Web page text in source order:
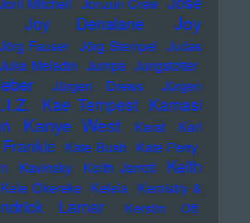
Joy Denalane
Joy
Jörg Fauser Jörg Stempel Judas
Julia Meladin Jumpa Jungstötter
Jürgen Drews
Jürgen
Kae Tempest Kamasi
Kanye West Karat
Karl
Kate Bush Kate Perry
Kavinsky Keith Jarrett
Keith
Kele Okereke Kelela Kemistry &
Lamar
Kerstin Ott